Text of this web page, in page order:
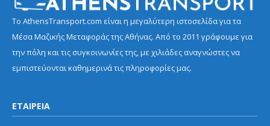
Το AthensTransport.com είναι η μεγαλύτερη ιστοσελίδα για τα
Μέσα Μαζικής Μεταφοράς της Αθήνας. Από το 2011 γράφουμε για
την πόλη και τις συγκοινωνίες της, με χιλιάδες αναγνώστες να
εμπιστεύονται καθημερινά τις πληροφορίες μας.
ΕΤΑΙΡΕΙΑ